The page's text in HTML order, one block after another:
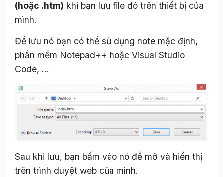
(hoặc .htm) khi bạn lưu file đó trên thiết bị của
mình.
Để lưu nó bạn có thể sử dụng note mặc định,
phần mềm Notepad++ hoặc Visual Studio
Code, …
Sau khi lưu, bạn bấm vào nó để mở và hiển thị
trên trình duyệt web của mình.